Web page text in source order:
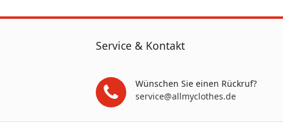
Service & Kontakt
Wünschen Sie einen Rückruf?
service@allmyclothes.de